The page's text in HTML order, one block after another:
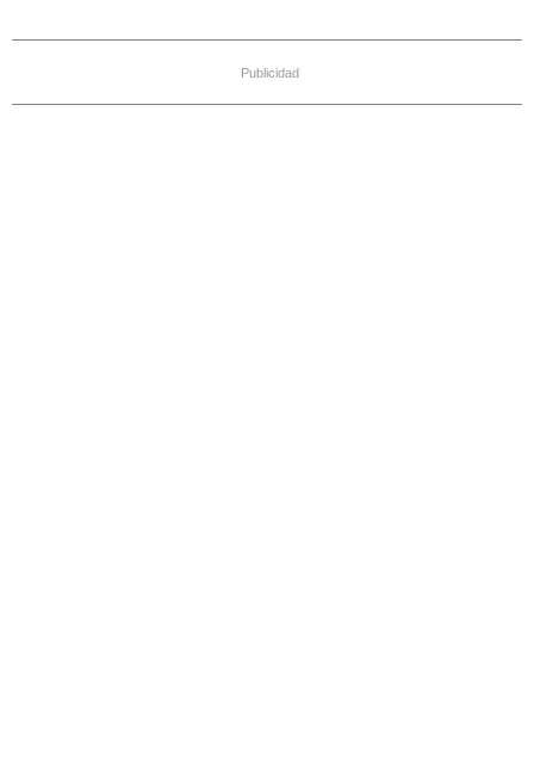
Publicidad